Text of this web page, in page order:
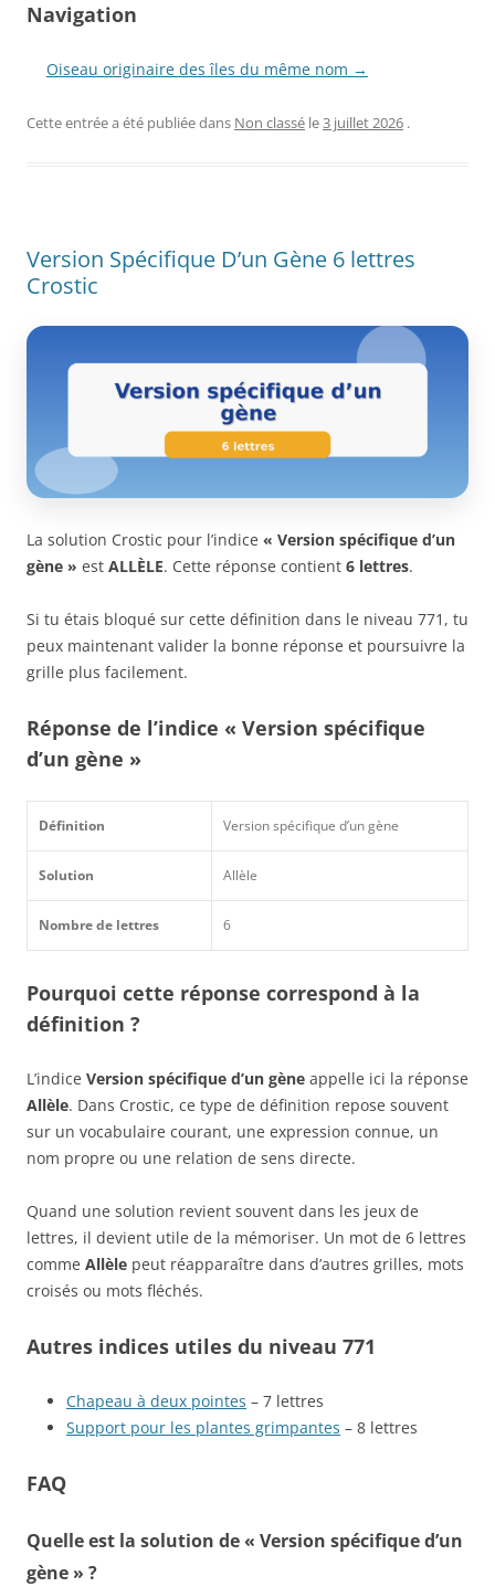
Navigation
Oiseau originaire des îles du même nom →
Cette entrée a été publiée dans Non classé le3 juillet 2026 .
Version Spécifique D’un Gène 6 lettres
Crostic
La solution Crostic pour l’indice « Version spécifique d’un
gène » est ALLÈLE. Cette réponse contient 6 lettres.
Si tu étais bloqué sur cette définition dans le niveau 771, tu
peux maintenant valider la bonne réponse et poursuivre la
grille plus facilement.
Réponse de l’indice « Version spécifique
d’un gène »
Définition Version spécifique d’un gène
Solution Allèle
Nombre de lettres 6
Pourquoi cette réponse correspond à la
définition ?
L’indice Version spécifique d’un gène appelle ici la réponse
Allèle. Dans Crostic, ce type de définition repose souvent
sur un vocabulaire courant, une expression connue, un
nom propre ou une relation de sens directe.
Quand une solution revient souvent dans les jeux de
lettres, il devient utile de la mémoriser. Un mot de 6 lettres
comme Allèle peut réapparaître dans d’autres grilles, mots
croisés ou mots fléchés.
Autres indices utiles du niveau 771
Chapeau à deux pointes – 7 lettres
Support pour les plantes grimpantes – 8 lettres
FAQ
Quelle est la solution de « Version spécifique d’un
gène » ?